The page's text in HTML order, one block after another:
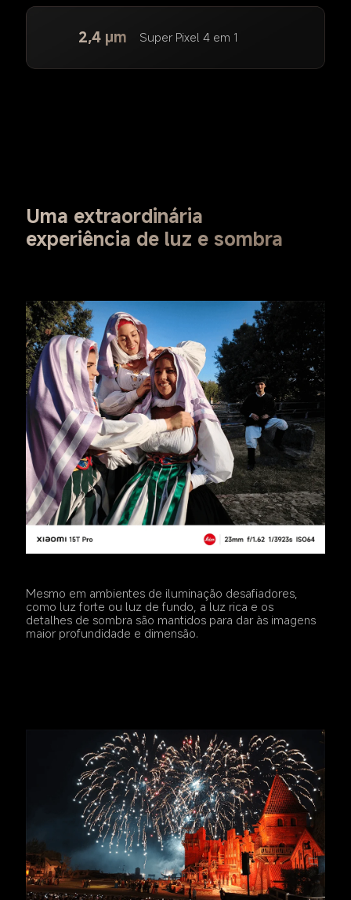
2,4 μm Super Pixel 4 em 1
Uma extraordinária
experiência de luz e sombra
Mesmo em ambientes de iluminação desafiadores,
como luz forte ou luz de fundo, a luz rica e os
detalhes de sombra são mantidos para dar às imagens
maior profundidade e dimensão.